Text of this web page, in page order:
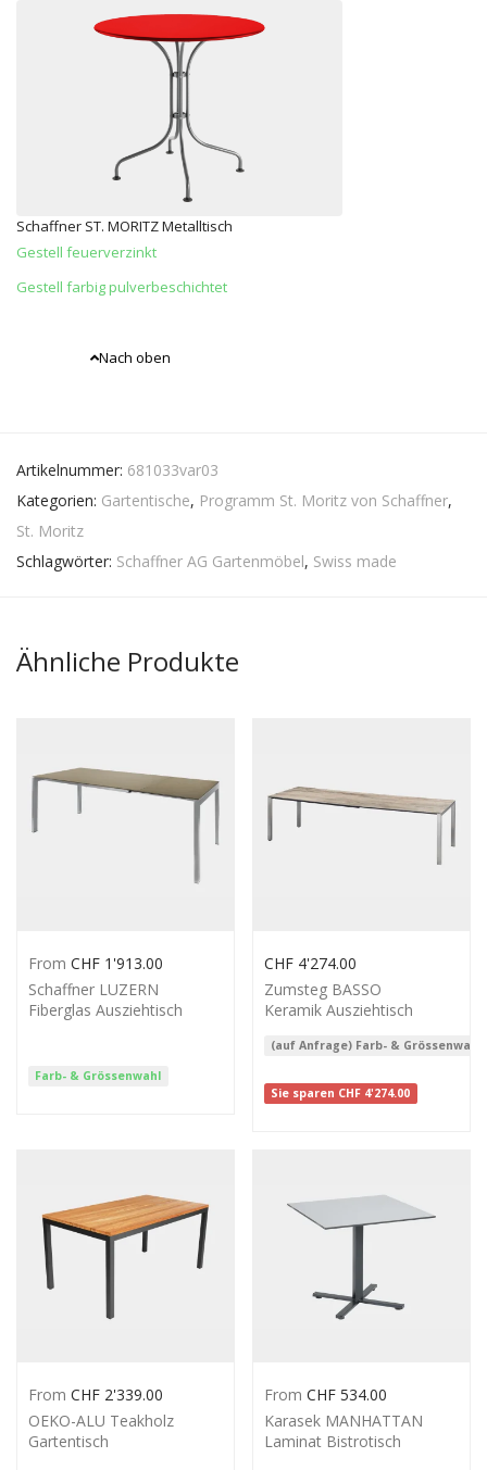
Schaffner ST. MORITZ Metalltisch
Gestell feuerverzinkt
Gestell farbig pulverbeschichtet
Nach oben
Artikelnummer: 681033var03
Kategorien: Gartentische, Programm St. Moritz von Schaffner,
St. Moritz
Schlagwörter: Schaffner AG Gartenmöbel, Swiss made
Ähnliche Produkte
Farb- & Grössenwahl
Schaffner LUZERN
Fiberglas Ausziehtisch
From CHF 1'913.00
(auf Anfrage) Farb- & Grössenwahl
Zumsteg BASSO
Keramik Ausziehtisch
Sie sparen CHF 4'274.00
CHF 4'274.00
OEKO-ALU Teakholz
Gartentisch
From CHF 2'339.00
Karasek MANHATTAN
Laminat Bistrotisch
From CHF 534.00